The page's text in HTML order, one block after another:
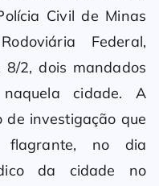
Civil de Minas
Federal,
2, dois mandados
cidade. A
de investigação que
no dia
da cidade no